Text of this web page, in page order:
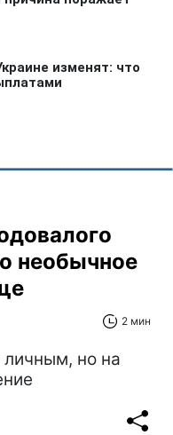
необычное
2 мин
личным, но на